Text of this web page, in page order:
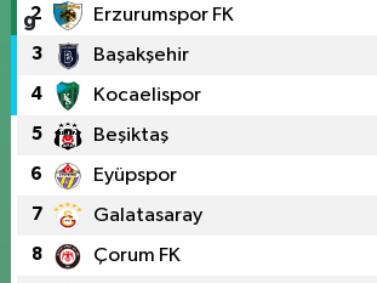
2 Erzurumspor FK
3 Başakşehir
4 Kocaelispor
5 Beşiktaş
6 Eyüpspor
7 Galatasaray
8 Çorum FK